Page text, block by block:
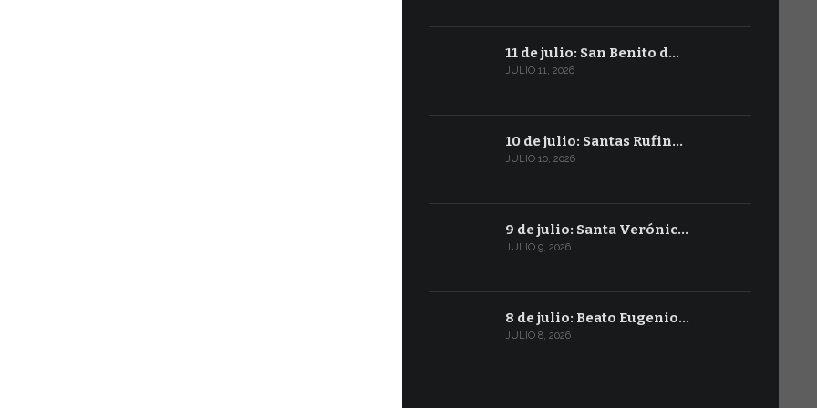
11 de julio: San Benito d…
JULIO 11, 2026
10 de julio: Santas Rufin…
JULIO 10, 2026
9 de julio: Santa Verónic…
JULIO 9, 2026
8 de julio: Beato Eugenio…
JULIO 8, 2026